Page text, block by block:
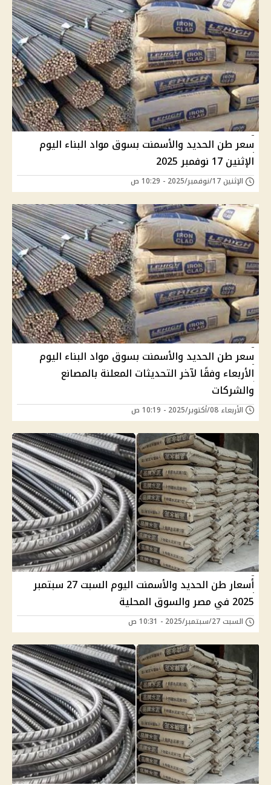
سعر طن الحديد والأسمنت بسوق مواد البناء اليوم
الإثنين 17 نوفمبر 2025
الإثنين 17/نوفمبر/2025 - 10:29 ص
سعر طن الحديد والأسمنت بسوق مواد البناء اليوم
الأربعاء وفقًا لآخر التحديثات المعلنة بالمصانع
والشركات
الأربعاء 08/أكتوبر/2025 - 10:19 ص
أسعار طن الحديد والأسمنت اليوم السبت 27 سبتمبر
2025 في مصر والسوق المحلية
السبت 27/سبتمبر/2025 - 10:31 ص